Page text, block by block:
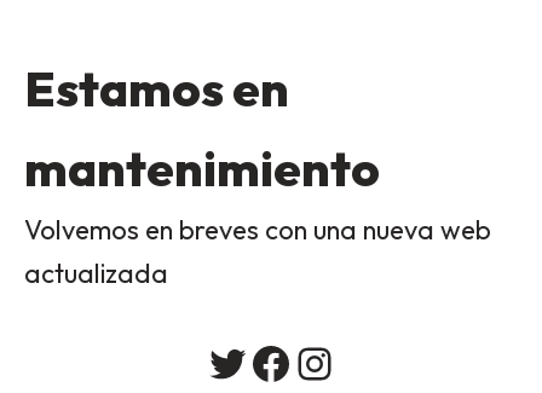
Estamos en
mantenimiento
Volvemos en breves con una nueva web
actualizada
Twitter
Facebook
Instagram